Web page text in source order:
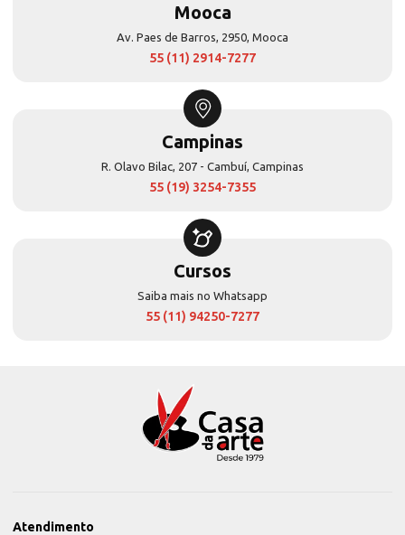
Mooca
Av. Paes de Barros, 2950, Mooca
55 (11) 2914-7277
Campinas
R. Olavo Bilac, 207 - Cambuí, Campinas
55 (19) 3254-7355
Cursos
Saiba mais no Whatsapp
55 (11) 94250-7277
Atendimento